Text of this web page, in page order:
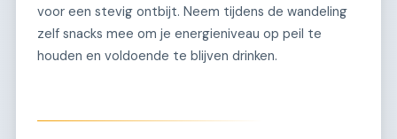
voor een stevig ontbijt. Neem tijdens de wandeling
zelf snacks mee om je energieniveau op peil te
houden en voldoende te blijven drinken.